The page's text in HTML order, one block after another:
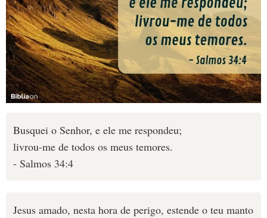
Busquei o Senhor, e ele me respondeu;
livrou-me de todos os meus temores.
- Salmos 34:4
Jesus amado, nesta hora de perigo, estende o teu manto